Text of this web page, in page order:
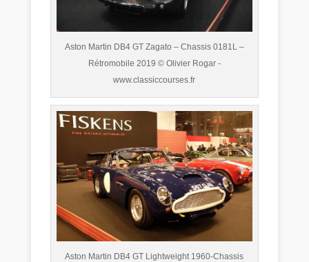
Aston Martin DB4 GT Zagato – Chassis 0181L –
Rétromobile 2019 © Olivier Rogar -
www.classiccourses.fr
Aston Martin DB4 GT Lightweight 1960-Chassis